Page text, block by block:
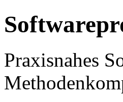
Praxisnahes